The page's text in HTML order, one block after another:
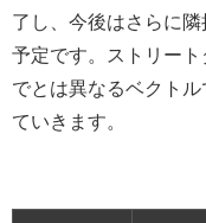
了し、今後はさらに
予定です。ストリー
でとは異なるベクト
ていきます。